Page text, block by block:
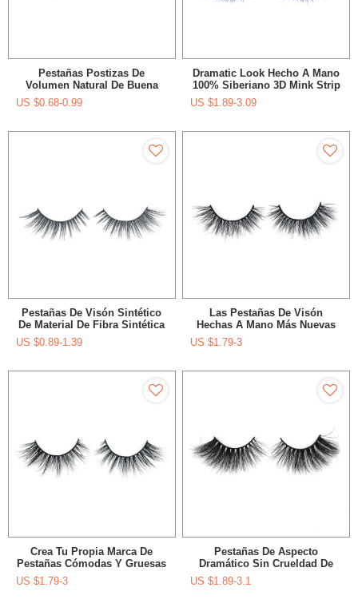
Pestañas Postizas De
Volumen Natural De Buena
Calidad Para Maquillaje Diario
US $0.68-0.99
Dramatic Look Hecho A Mano
100% Siberiano 3D Mink Strip
25mm Pestañas Para
Maquillaje
US $1.89-3.09
Pestañas De Visón Sintético
De Material De Fibra Sintética
De Lujo Reutilizables Hechas
A Mano Para Maquillaje De
US $0.89-1.39
Las Pestañas De Visón
Hechas A Mano Más Nuevas
De Fulffy 2019 Son Baratas
Para El Maquillaje De Las
US $1.79-3
Crea Tu Propia Marca De
Pestañas Cómodas Y Gruesas
Pestañas De Visón 3D Baratas
Para Maquillaje De Cejas
US $1.79-3
Pestañas De Aspecto
Dramático Sin Crueldad De
Visón De Alto Volumen 25 Mm
Para Maquillaje
US $1.89-3.1